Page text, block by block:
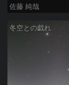
佐藤 純哉
冬空との戯れ